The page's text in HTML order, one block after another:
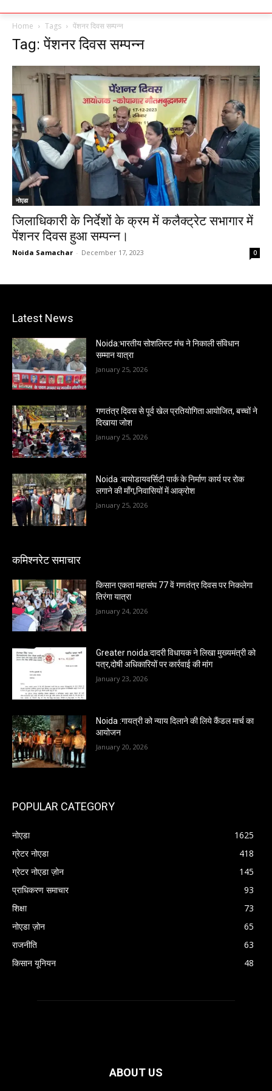
Home Tags पेंशनर दिवस सम्पन्न
Tag: पेंशनर दिवस सम्पन्न
नोएडा
जिलाधिकारी के निर्देशों के क्रम में कलैक्ट्रेट सभागार में
पेंशनर दिवस हुआ सम्पन्न।
Noida Samachar - December 17, 2023 0
Latest News
Noida:भारतीय सोशलिस्ट मंच ने निकाली संविधान
सम्मान यात्रा
January 25, 2026
गणतंत्र दिवस से पूर्व खेल प्रतियोगिता आयोजित, बच्चों ने
दिखाया जोश
January 25, 2026
Noida :बायोडायवर्सिटी पार्क के निर्माण कार्य पर रोक
लगाने की माँग,निवासियों में आक्रोश
January 25, 2026
कमिश्नरेट समाचार
किसान एकता महासंघ 77 वें गणतंत्र दिवस पर निकलेगा
तिरंगा यात्रा
January 24, 2026
Greater noida:दादरी विधायक ने लिखा मुख्यमंत्री को
पत्र,दोषी अधिकारियों पर कार्रवाई की मांग
January 23, 2026
Noida :गायत्री को न्याय दिलाने की लिये कैंडल मार्च का
आयोजन
January 20, 2026
POPULAR CATEGORY
नोएडा
1625
ग्रेटर नोएडा
418
ग्रेटर नोएडा ज़ोन
145
प्राधिकरण समाचार
93
शिक्षा
73
नोएडा ज़ोन
65
राजनीति
63
किसान यूनियन
48
ABOUT US